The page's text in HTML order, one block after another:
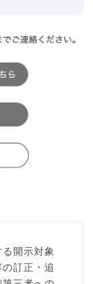
開示対象
訂正・追